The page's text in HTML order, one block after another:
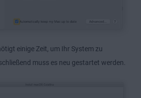
einige Zeit, um Ihr System zu
muss es neu gestartet werden.